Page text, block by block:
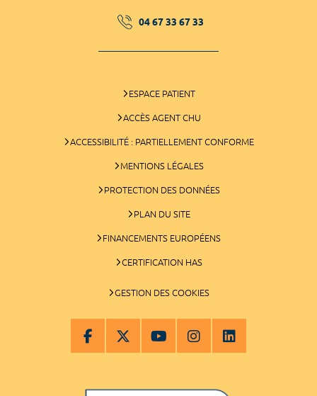
04 67 33 67 33
ESPACE PATIENT
ACCÈS AGENT CHU
ACCESSIBILITÉ : PARTIELLEMENT CONFORME
MENTIONS LÉGALES
PROTECTION DES DONNÉES
PLAN DU SITE
FINANCEMENTS EUROPÉENS
CERTIFICATION HAS
GESTION DES COOKIES